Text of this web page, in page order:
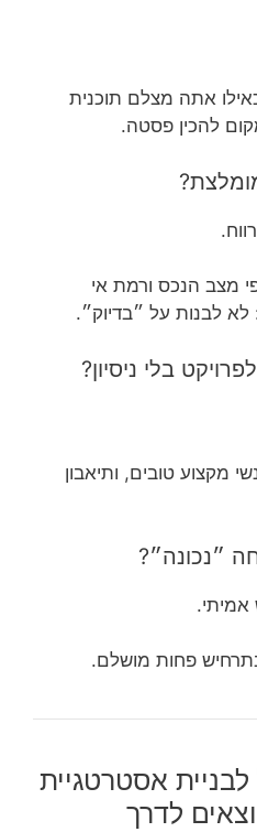
אתה מצלם תוכנית
להכין פסטה.
מצב הנכס ורמת אי
לא לבנות על ״בדיוק״.
מקצוע טובים, ותיאבון
אמיתי.
פחות מושלם.
אסטרטגיית
לדרך